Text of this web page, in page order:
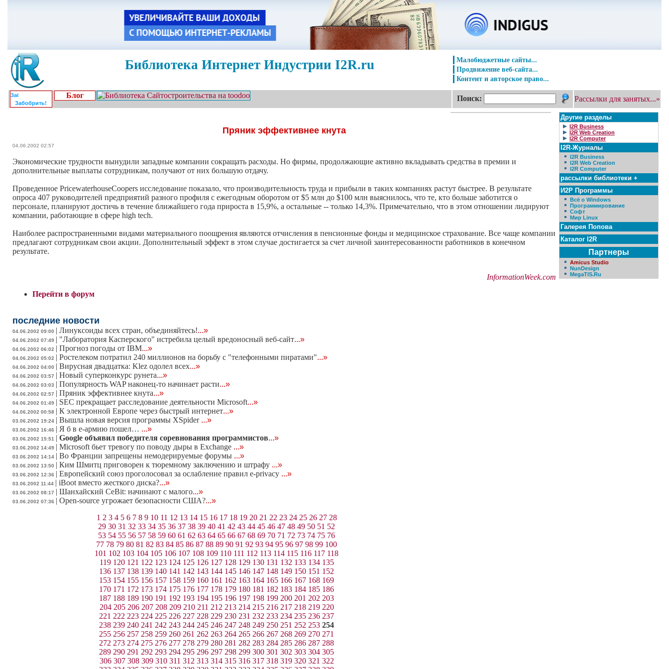
Библиотека Интернет Индустрии I2R.ru
Малобюджетные сайты...
Продвижение веб-сайта...
Контент и авторское право...
Забобрить!
Блог Поиск: Рассылки для занятых...»
Пряник эффективнее кнута
04.06.2002 02:57
Экономические трудности вынудили западные компании сокращать расходы. Но фирмы, продолжающие активно вкладывать средства в премии и
дополнительные выплаты сотрудникам, получают от них большую отдачу.
Проведенное PricewaterhouseCoopers исследование показало, что производительность труда и прибыли в таких компаниях растут быстрее. В результате
опроса 407 руководителей предприятий разного профиля с ежегодным оборотом от $5 млн до $100 млн выяснилось, что те, кто больше заботится о
персонале, планируют достичь в течение ближайшего года прироста в 15,9%, а остальные -- только 14,3%. Примечательно, что в этом отношении лидируют
компании, работающие в сфере high tech.
Наиболее распространенными видами материального поощрения являются отчисления в пенсионные фонды и медицинское страхование. Все чаще компании
предлагают сотрудникам свои акции. Дополнительный эффект в этом случае достигается за счет личной заинтересованности работников в конечном
результате.
InformationWeek.com
Перейти в форум
последние новости
04.06.2002 09:00 | Линуксоиды всех стран, объединяйтесь!...»
04.06.2002 07:49 | "Лаборатория Касперского" истребила целый вредоносный веб-сайт...»
04.06.2002 06:02 | Прогноз погоды от IBM...»
04.06.2002 05:02 | Ростелеком потратил 240 миллионов на борьбу с "телефонными пиратами"...»
04.06.2002 04:00 | Вирусная двадцатка: Klez одолел всех...»
04.06.2002 03:57 | Новый суперконкурс рунета...»
04.06.2002 03:03 | Популярность WAP наконец-то начинает расти...»
04.06.2002 02:57 | Пряник эффективнее кнута...»
04.06.2002 01:49 | SEC прекращает расследование деятельности Microsoft...»
04.06.2002 00:58 | К электронной Европе через быстрый интернет...»
03.06.2002 19:24 | Вышла новая версия программы XSpider ...»
03.06.2002 16:46 | Я б в е-армию пошел… ...»
03.06.2002 15:51 | Google объявил победителя соревнования программистов...»
03.06.2002 14:49 | Microsoft бьет тревогу по поводу дыры в Exchange ...»
03.06.2002 14:14 | Во Франции запрещены немодерируемые форумы ...»
03.06.2002 13:50 | Ким Шмитц приговорен к тюремному заключению и штрафу ...»
03.06.2002 12:36 | Европейский союз проголосовал за ослабление правил e-privacy ...»
03.06.2002 11:44 | iBoot вместо жесткого диска?...»
03.06.2002 08:17 | Шанхайский CeBit: начинают с малого...»
03.06.2002 07:36 | Open-source угрожает безопасности США?...»
1 2 3 4 5 6 7 8 9 10 11 12 13 14 15 16 17 18 19 20 21 22 23 24 25 26 27 28
29 30 31 32 33 34 35 36 37 38 39 40 41 42 43 44 45 46 47 48 49 50 51 52
53 54 55 56 57 58 59 60 61 62 63 64 65 66 67 68 69 70 71 72 73 74 75 76
77 78 79 80 81 82 83 84 85 86 87 88 89 90 91 92 93 94 95 96 97 98 99 100
101 102 103 104 105 106 107 108 109 110 111 112 113 114 115 116 117 118
119 120 121 122 123 124 125 126 127 128 129 130 131 132 133 134 135
136 137 138 139 140 141 142 143 144 145 146 147 148 149 150 151 152
153 154 155 156 157 158 159 160 161 162 163 164 165 166 167 168 169
170 171 172 173 174 175 176 177 178 179 180 181 182 183 184 185 186
187 188 189 190 191 192 193 194 195 196 197 198 199 200 201 202 203
204 205 206 207 208 209 210 211 212 213 214 215 216 217 218 219 220
221 222 223 224 225 226 227 228 229 230 231 232 233 234 235 236 237
238 239 240 241 242 243 244 245 246 247 248 249 250 251 252 253 254
255 256 257 258 259 260 261 262 263 264 265 266 267 268 269 270 271
272 273 274 275 276 277 278 279 280 281 282 283 284 285 286 287 288
289 290 291 292 293 294 295 296 297 298 299 300 301 302 303 304 305
306 307 308 309 310 311 312 313 314 315 316 317 318 319 320 321 322
Другие разделы
I2R Business
I2R Web Creation
I2R Computer
I2R-Журналы
I2R Business
I2R Web Creation
I2R Computer
рассылки библиотеки +
И2Р Программы
Всё о Windows
Программирование
Софт
Мир Linux
Галерея Попова
Каталог I2R
Партнеры
Amicus Studio
NunDesign
MegaTIS.Ru